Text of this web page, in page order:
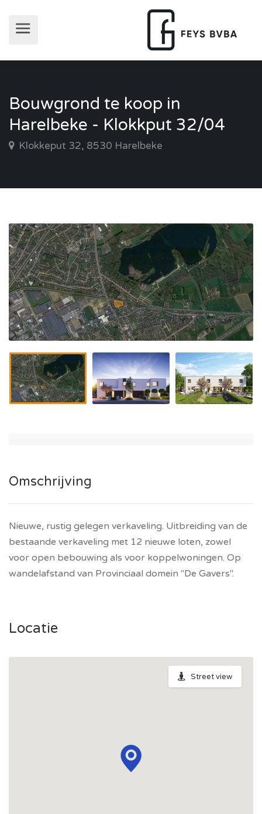
Bouwgrond te koop in
Harelbeke - Klokkput 32/04
Klokkeput 32, 8530 Harelbeke
Omschrijving
Nieuwe, rustig gelegen verkaveling. Uitbreiding van de
bestaande verkaveling met 12 nieuwe loten, zowel
voor open bebouwing als voor koppelwoningen. Op
wandelafstand van Provinciaal domein "De Gavers".
Locatie
Street view